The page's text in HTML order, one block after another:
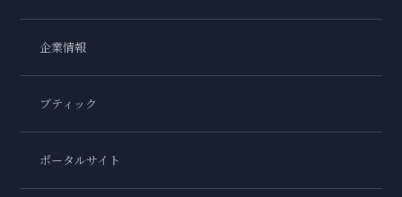
企業情報
ブティック
ポータルサイト